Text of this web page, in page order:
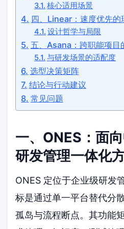
核心适用场景
四、Linear：速度优先的
设计哲学与局限
五、Asana：跨职能项目
与研发场景的适配度
选型决策矩阵
结论与行动建议
常见问题
一、ONES：面
研发管理一体化
ONES 定位于企业级研发
标是通过单一平台替代分
孤岛与流程断点。其功能